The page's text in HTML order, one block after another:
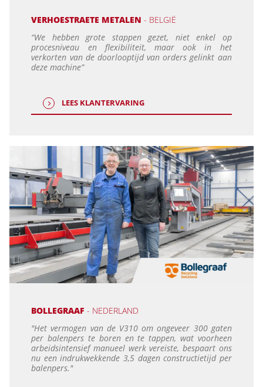
VERHOESTRAETE METALEN- BELGIË
“We hebben grote stappen gezet, niet enkel op
procesniveau en flexibiliteit, maar ook in het
verkorten van de doorlooptijd van orders gelinkt aan
deze machine”
LEES KLANTERVARING
BOLLEGRAAF- NEDERLAND
"Het vermogen van de V310 om ongeveer 300 gaten
per balenpers te boren en te tappen, wat voorheen
arbeidsintensief manueel werk vereiste, bespaart ons
nu een indrukwekkende 3,5 dagen constructietijd per
balenpers."